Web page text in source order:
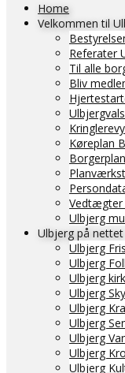
Home
Velkommen til
Referater
Til alle
Bliv
Køreplan
Borgerplan
Vedtægter
Ulbjerg
Ulbjerg på nettet
Ulbjerg
Ulbjerg
Ulbjerg
Ulbjerg
Ulbjerg
Ulbjerg
Ulbjerg
Ulbjerg
Ulbjerg